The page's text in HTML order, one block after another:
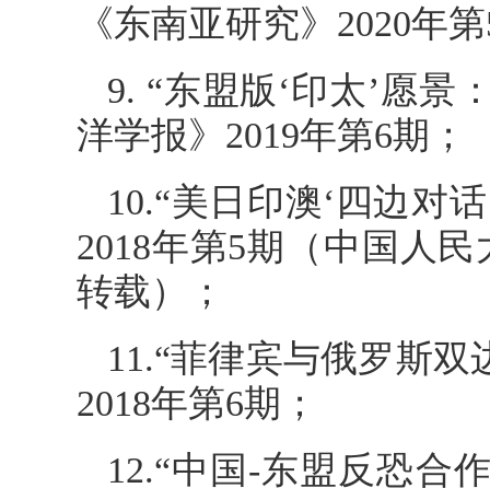
《东南亚研究》2020年
9. “东盟版‘印太’愿景
洋学报》2019年第6期；
10.“美日印澳‘四边对
2018年第5期
（中国人
转载）；
11.“菲律宾与俄罗斯
2018年第6期；
12.“中国-东盟反恐合